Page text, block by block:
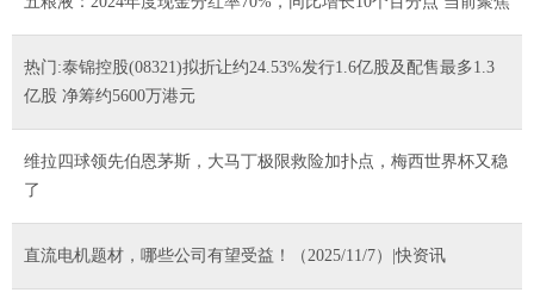
热门:泰锦控股(08321)拟折让约24.53%发行1.6亿股及配售最多1.3
亿股 净筹约5600万港元
维拉四球领先伯恩茅斯，大马丁极限救险加扑点，梅西世界杯又稳
了
直流电机题材，哪些公司有望受益！（2025/11/7）|快资讯